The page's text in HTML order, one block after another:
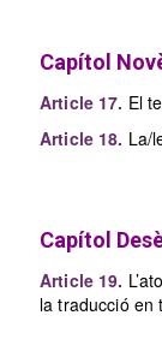
Capítol
Article 17. El
Article 18. La/
Capítol
Article 19.
la traducció en